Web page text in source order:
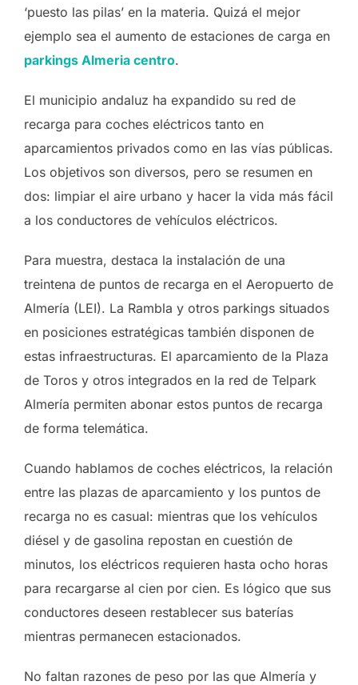
‘puesto las pilas’ en la materia. Quizá el mejor
ejemplo sea el aumento de estaciones de carga en
parkings Almeria centro.
El municipio andaluz ha expandido su red de
recarga para coches eléctricos tanto en
aparcamientos privados como en las vías públicas.
Los objetivos son diversos, pero se resumen en
dos: limpiar el aire urbano y hacer la vida más fácil
a los conductores de vehículos eléctricos.
Para muestra, destaca la instalación de una
treintena de puntos de recarga en el Aeropuerto de
Almería (LEI). La Rambla y otros parkings situados
en posiciones estratégicas también disponen de
estas infraestructuras. El aparcamiento de la Plaza
de Toros y otros integrados en la red de Telpark
Almería permiten abonar estos puntos de recarga
de forma telemática.
Cuando hablamos de coches eléctricos, la relación
entre las plazas de aparcamiento y los puntos de
recarga no es casual: mientras que los vehículos
diésel y de gasolina repostan en cuestión de
minutos, los eléctricos requieren hasta ocho horas
para recargarse al cien por cien. Es lógico que sus
conductores deseen restablecer sus baterías
mientras permanecen estacionados.
No faltan razones de peso por las que Almería y